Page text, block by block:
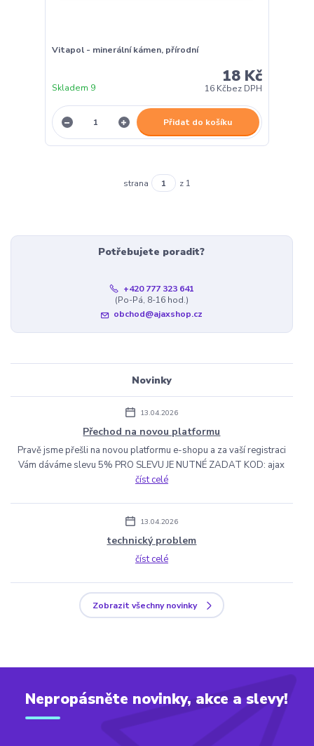
Vitapol - minerální kámen, přírodní
18 Kč
16 Kčbez DPH
Skladem 9
Přidat do košíku
strana z 1
Potřebujete poradit?
+420 777 323 641
(Po-Pá, 8-16 hod.)
obchod@ajaxshop.cz
Novinky
13.04.2026
Přechod na novou platformu
Pravě jsme přešli na novou platformu e-shopu a za vaší registraci
Vám dáváme slevu 5% PRO SLEVU JE NUTNÉ ZADAT KOD: ajax
číst celé
13.04.2026
technický problem
číst celé
Zobrazit všechny novinky
Nepropásněte novinky, akce a slevy!